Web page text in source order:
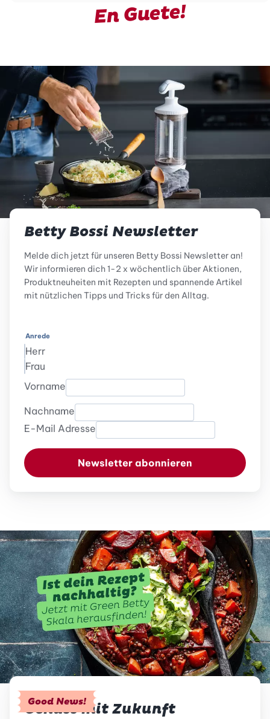
En Guete!
Betty Bossi Newsletter
Melde dich jetzt für unseren Betty Bossi Newsletter an!
Wir informieren dich 1-2 x wöchentlich über Aktionen,
Produktneuheiten mit Rezepten und spannende Artikel
mit nützlichen Tipps und Tricks für den Alltag.
Anrede
Herr
Frau
Vorname
Nachname
E-Mail Adresse
Newsletter abonnieren
Good News!
Genuss mit Zukunft